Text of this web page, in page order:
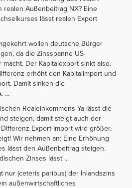
realen Außenbeitrag NX? Eine
lässt realen Export
wollen deutsche Bürger
da die Zinsspanne US-
Der Kapitalexport sinkt also.
erhöht den Kapitalimport und
Damit sinken die
...
Realeinkommens Ya lässt die
steigen, damit steigt auch der
Export-Import wird größer.
Wir nehmen an: Eine Erhöhung
lässt den Außenbeitrag steigen.
Zinses lässt ...
nur (ceteris paribus) der Inlandszins
außenwirtschaftliches